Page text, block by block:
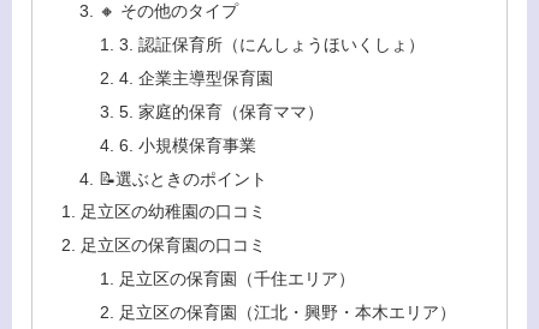
🔸 その他のタイプ
3. 認証保育所（にんしょうほいくしょ）
4. 企業主導型保育園
5. 家庭的保育（保育ママ）
6. 小規模保育事業
📝選ぶときのポイント
足立区の幼稚園の口コミ
足立区の保育園の口コミ
足立区の保育園（千住エリア）
足立区の保育園（江北・興野・本木エリア）